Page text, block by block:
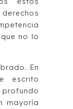
no lo
En
escrito
mayoría